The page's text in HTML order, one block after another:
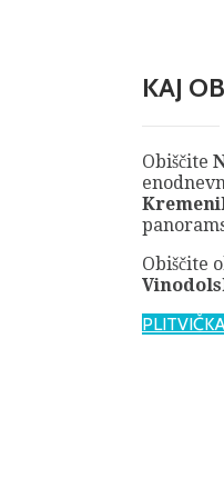
KAJ
Obiščite
Obiščite